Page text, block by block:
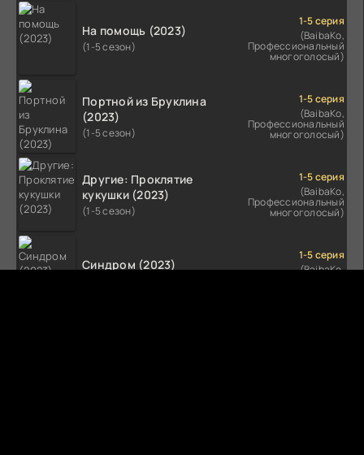
На помощь (2023)
(1-5 сезон)
1-5 серия
(BaibaKo,
Профессиональный
многоголосый)
Портной из Бруклина
(2023)
(1-5 сезон)
1-5 серия
(BaibaKo,
Профессиональный
многоголосый)
Другие: Проклятие
кукушки (2023)
(1-5 сезон)
1-5 серия
(BaibaKo,
Профессиональный
многоголосый)
Синдром (2023)
1-5 серия
(BaibaKo,